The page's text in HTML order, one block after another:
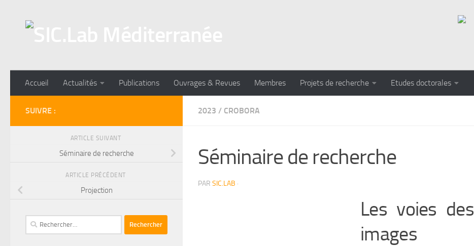
Accueil Actualités Publications Ouvrages & Revues Membres Projets de recherche Etudes doctorales
2023 / CROBORA
Séminaire de recherche
PAR SIC.LAB ·
Les voies des
images
SUIVRE :
ARTICLE SUIVANT
Séminaire de recherche
ARTICLE PRÉCÉDENT
Projection
Rechercher :